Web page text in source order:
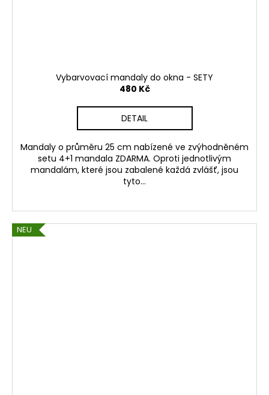
Vybarvovací mandaly do okna - SETY
480 Kč
DETAIL
Mandaly o průměru 25 cm nabízené ve zvýhodněném
setu 4+1 mandala ZDARMA. Oproti jednotlivým
mandalám, které jsou zabalené každá zvlášť, jsou
tyto...
NEU